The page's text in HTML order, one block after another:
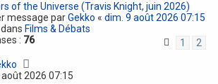
of the Universe (Travis Knight, juin 2026)
message parGekko « dim. 9 août 2026 07:15
Films & Débats
: 76 1
2
2026 07:15